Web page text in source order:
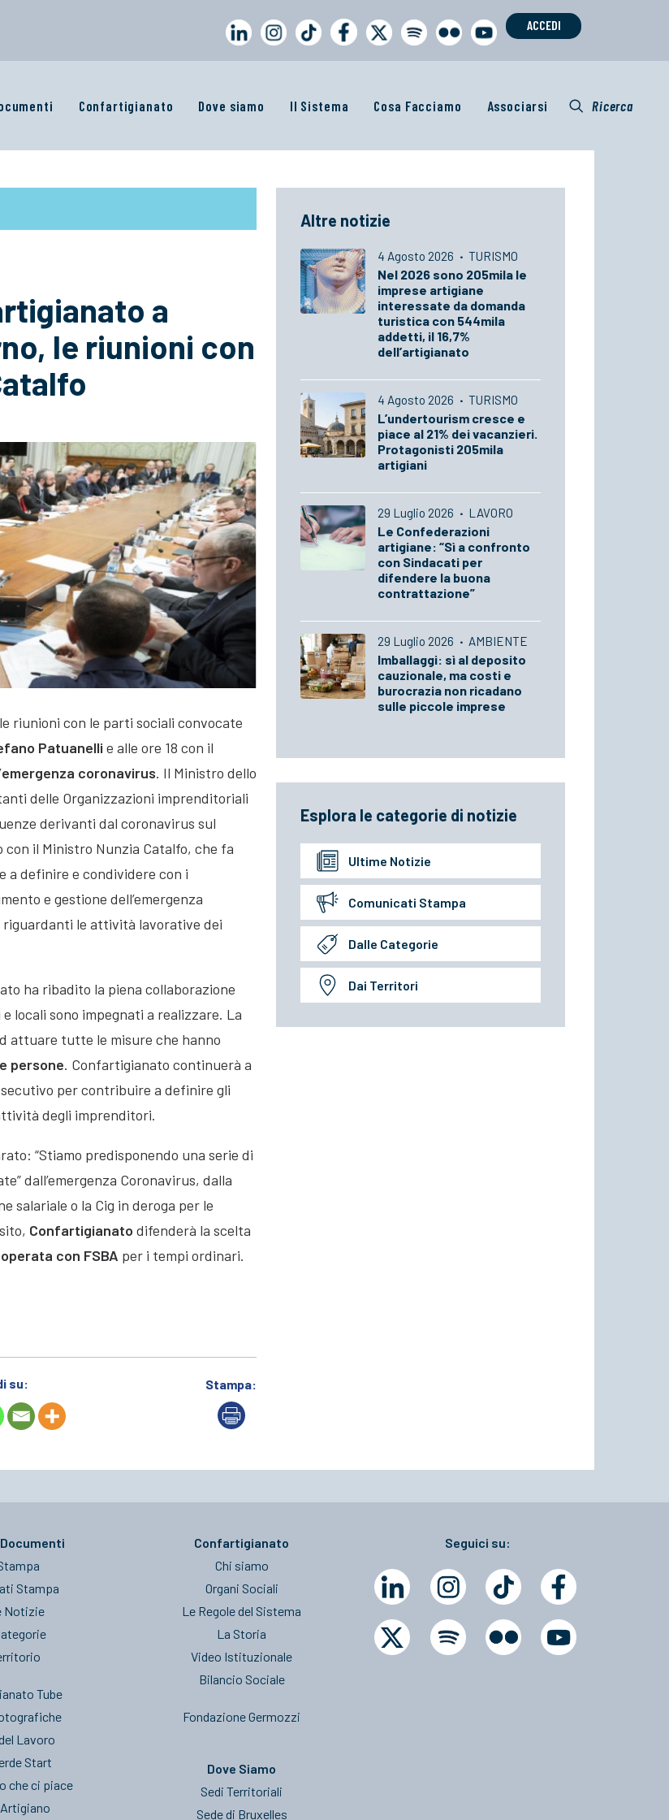
ACCEDI
Confartigianato Dove siamo Il Sistema Cosa Facciamo Associarsi Ricerca
a
le riunioni con
riunioni con le parti sociali convocate
Patuanelli e alle ore 18 con il
emergenza coronavirus. Il Ministro dello
delle Organizzazioni imprenditoriali
derivanti dal coronavirus sul
il Ministro Nunzia Catalfo, che fa
a definire e condividere con i
e gestione dell’emergenza
le attività lavorative dei
ha ribadito la piena collaborazione
locali sono impegnati a realizzare. La
attuare tutte le misure che hanno
persone. Confartigianato continuerà a
per contribuire a definire gli
degli imprenditori.
“Stiamo predisponendo una serie di
dall’emergenza Coronavirus, dalla
salariale o la Cig in deroga per le
Confartigianato difenderà la scelta
con FSBA per i tempi ordinari.
su: Stampa:
Altre notizie
4 Agosto 2026 · TURISMO
Nel 2026 sono 205mila le
imprese artigiane
interessate da domanda
turistica con 544mila
addetti, il 16,7%
dell’artigianato
4 Agosto 2026 · TURISMO
L’undertourism cresce e
piace al 21% dei vacanzieri.
Protagonisti 205mila
artigiani
29 Luglio 2026 · LAVORO
Le Confederazioni
artigiane: “Sì a confronto
con Sindacati per
difendere la buona
contrattazione”
29 Luglio 2026 · AMBIENTE
Imballaggi: sì al deposito
cauzionale, ma costi e
burocrazia non ricadano
sulle piccole imprese
Esplora le categorie di notizie
Ultime Notizie
Comunicati Stampa
Dalle Categorie
Dai Territori
Stampa
Notizie
Tube
Lavoro
Start
che ci piace
Confartigianato
Chi siamo
Organi Sociali
Le Regole del Sistema
La Storia
Video Istituzionale
Bilancio Sociale
Fondazione Germozzi
Dove Siamo
Sedi Territoriali
Sede di Bruxelles
Seguici su: